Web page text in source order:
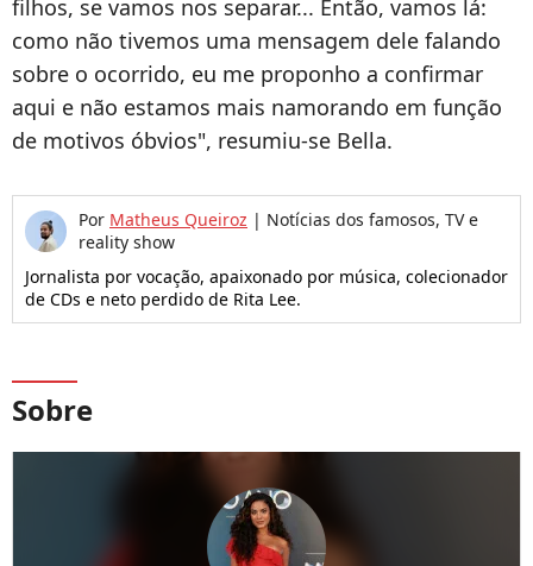
filhos, se vamos nos separar... Então, vamos lá:
como não tivemos uma mensagem dele falando
sobre o ocorrido, eu me proponho a confirmar
aqui e não estamos mais namorando em função
de motivos óbvios", resumiu-se Bella.
Por Matheus Queiroz | Notícias dos famosos, TV e
reality show
Jornalista por vocação, apaixonado por música, colecionador
de CDs e neto perdido de Rita Lee.
Sobre